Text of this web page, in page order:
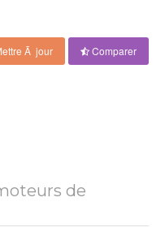
Ã jour
Comparer
de